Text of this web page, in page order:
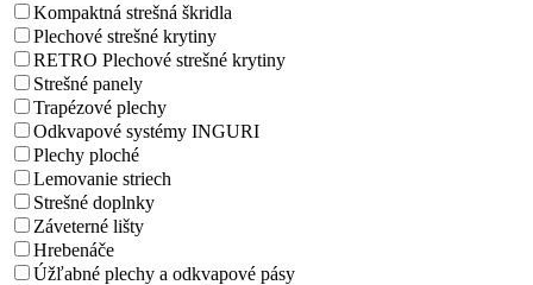
Kompaktná strešná škridla
Plechové strešné krytiny
RETRO Plechové strešné krytiny
Strešné panely
Trapézové plechy
Odkvapové systémy INGURI
Plechy ploché
Lemovanie striech
Strešné doplnky
Záveterné lišty
Hrebenáče
Úžľabné plechy a odkvapové pásy